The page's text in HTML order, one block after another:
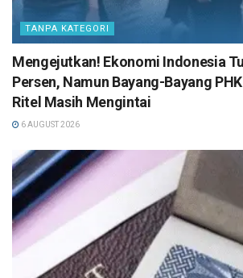
TANPA KATEGORI
Mengejutkan! Ekonomi Indonesia
Persen, Namun Bayang-Bayang
Ritel Masih Mengintai
6 AUGUST 2026